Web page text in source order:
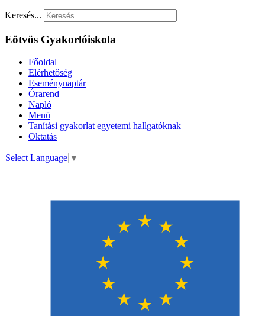
Keresés...
Eötvös Gyakorlóiskola
Főoldal
Elérhetőség
Eseménynaptár
Órarend
Napló
Menü
Tanítási gyakorlat egyetemi hallgatóknak
Oktatás
Select Language ▼